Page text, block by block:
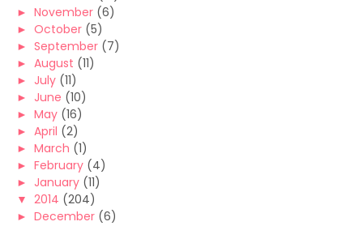
► November (6)
► October (5)
► September (7)
► August (11)
► July (11)
► June (10)
► May (16)
► April (2)
► March (1)
► February (4)
► January (11)
▼ 2014 (204)
► December (6)